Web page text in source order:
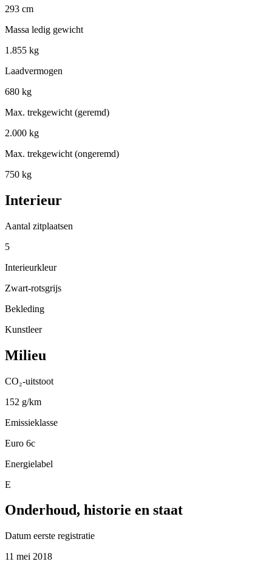
293 cm
Massa ledig gewicht
1.855 kg
Laadvermogen
680 kg
Max. trekgewicht (geremd)
2.000 kg
Max. trekgewicht (ongeremd)
750 kg
Interieur
Aantal zitplaatsen
5
Interieurkleur
Zwart-rotsgrijs
Bekleding
Kunstleer
Milieu
CO₂-uitstoot
152 g/km
Emissieklasse
Euro 6c
Energielabel
E
Onderhoud, historie en staat
Datum eerste registratie
11 mei 2018